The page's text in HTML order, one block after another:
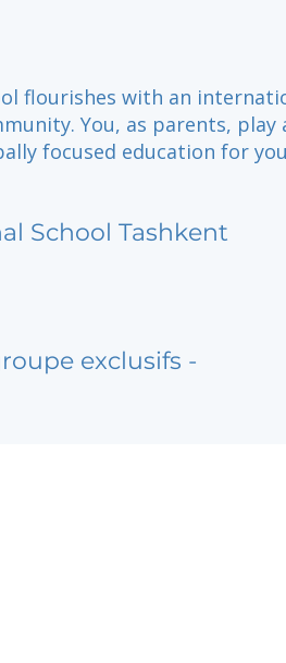
flourishes with an
You, as parents, play
focused education for
School Tashkent
exclusifs -